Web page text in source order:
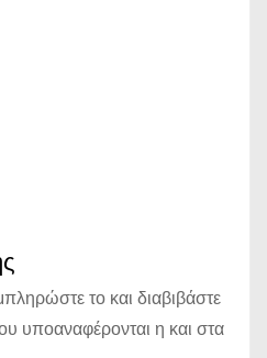
το και διαβιβάστε
υποαναφέρονται η και στα